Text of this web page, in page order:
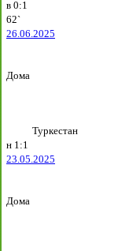
в 0:1
62`
26.06.2025
Дома
Туркестан
н 1:1
23.05.2025
Дома